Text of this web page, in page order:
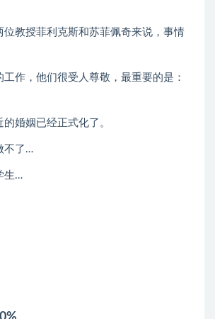
位教授菲利克斯和苏菲佩奇来说，事情
作，他们很受人尊敬，最重要的是：
婚姻已经正式化了。
不了…
生…